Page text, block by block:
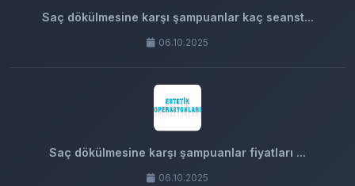
Saç dökülmesine karşı şampuanlar kaç seanst...
06.10.2025
Saç dökülmesine karşı şampuanlar fiyatları ...
06.10.2025